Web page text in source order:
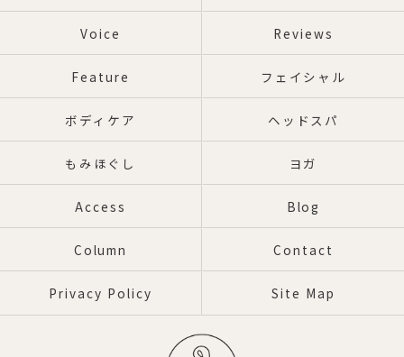
Voice Reviews
Feature フェイシャル
ボディケア ヘッドスパ
もみほぐし ヨガ
Access Blog
Column Contact
Privacy Policy Site Map